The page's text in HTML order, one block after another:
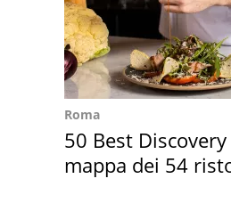
Roma
50 Best
mappa dei 54